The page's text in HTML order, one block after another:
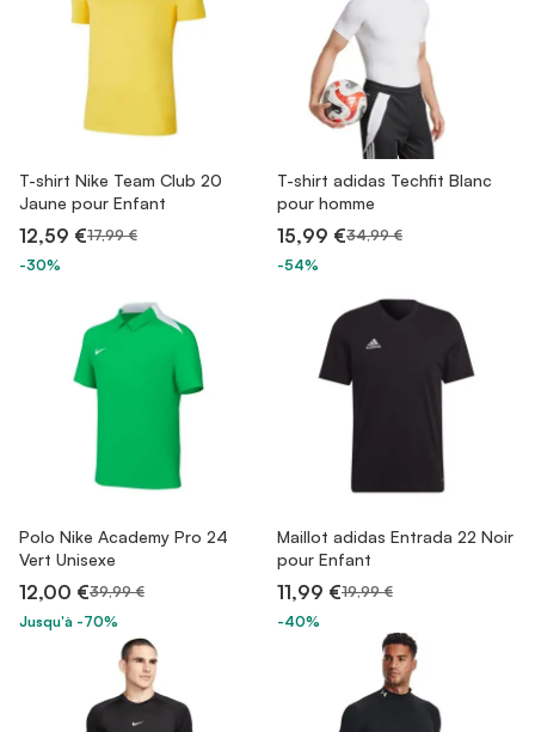
T-shirt Nike Team Club 20
Jaune pour Enfant
12,59 €17,99 €
-30%
T-shirt adidas Techfit Blanc
pour homme
15,99 €34,99 €
-54%
Polo Nike Academy Pro 24
Vert Unisexe
12,00 €39,99 €
Jusqu'à -70%
Maillot adidas Entrada 22 Noir
pour Enfant
11,99 €19,99 €
-40%